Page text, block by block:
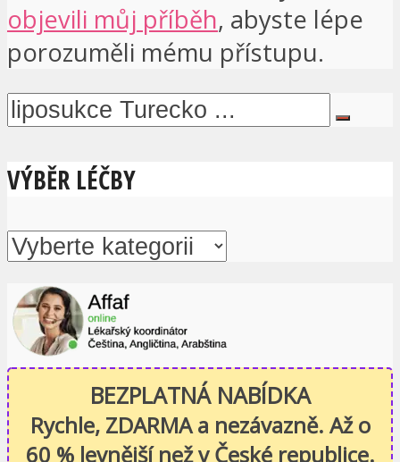
objevili můj příběh, abyste lépe
porozuměli mému přístupu.
VÝBĚR LÉČBY
BEZPLATNÁ NABÍDKA
Rychle, ZDARMA a nezávazně. Až o
60 % levnější než v České republice.